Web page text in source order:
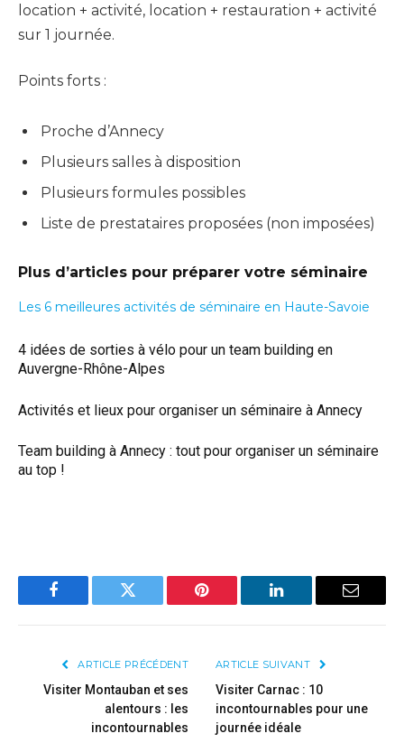
location + activité, location + restauration + activité
sur 1 journée.
Points forts :
Proche d’Annecy
Plusieurs salles à disposition
Plusieurs formules possibles
Liste de prestataires proposées (non imposées)
Plus d’articles pour préparer votre séminaire
Les 6 meilleures activités de séminaire en Haute-Savoie
4 idées de sorties à vélo pour un team building en
Auvergne-Rhône-Alpes
Activités et lieux pour organiser un séminaire à Annecy
Team building à Annecy : tout pour organiser un séminaire
au top !
Facebook Twitter Pinterest LinkedIn Email
ARTICLE PRÉCÉDENT
Visiter Montauban et ses
alentours : les
incontournables
ARTICLE SUIVANT
Visiter Carnac : 10
incontournables pour une
journée idéale